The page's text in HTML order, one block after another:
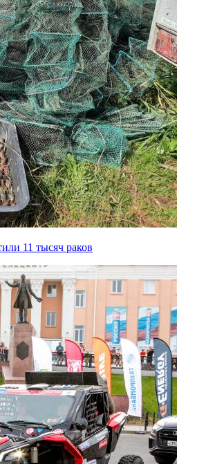
11 тысяч раков